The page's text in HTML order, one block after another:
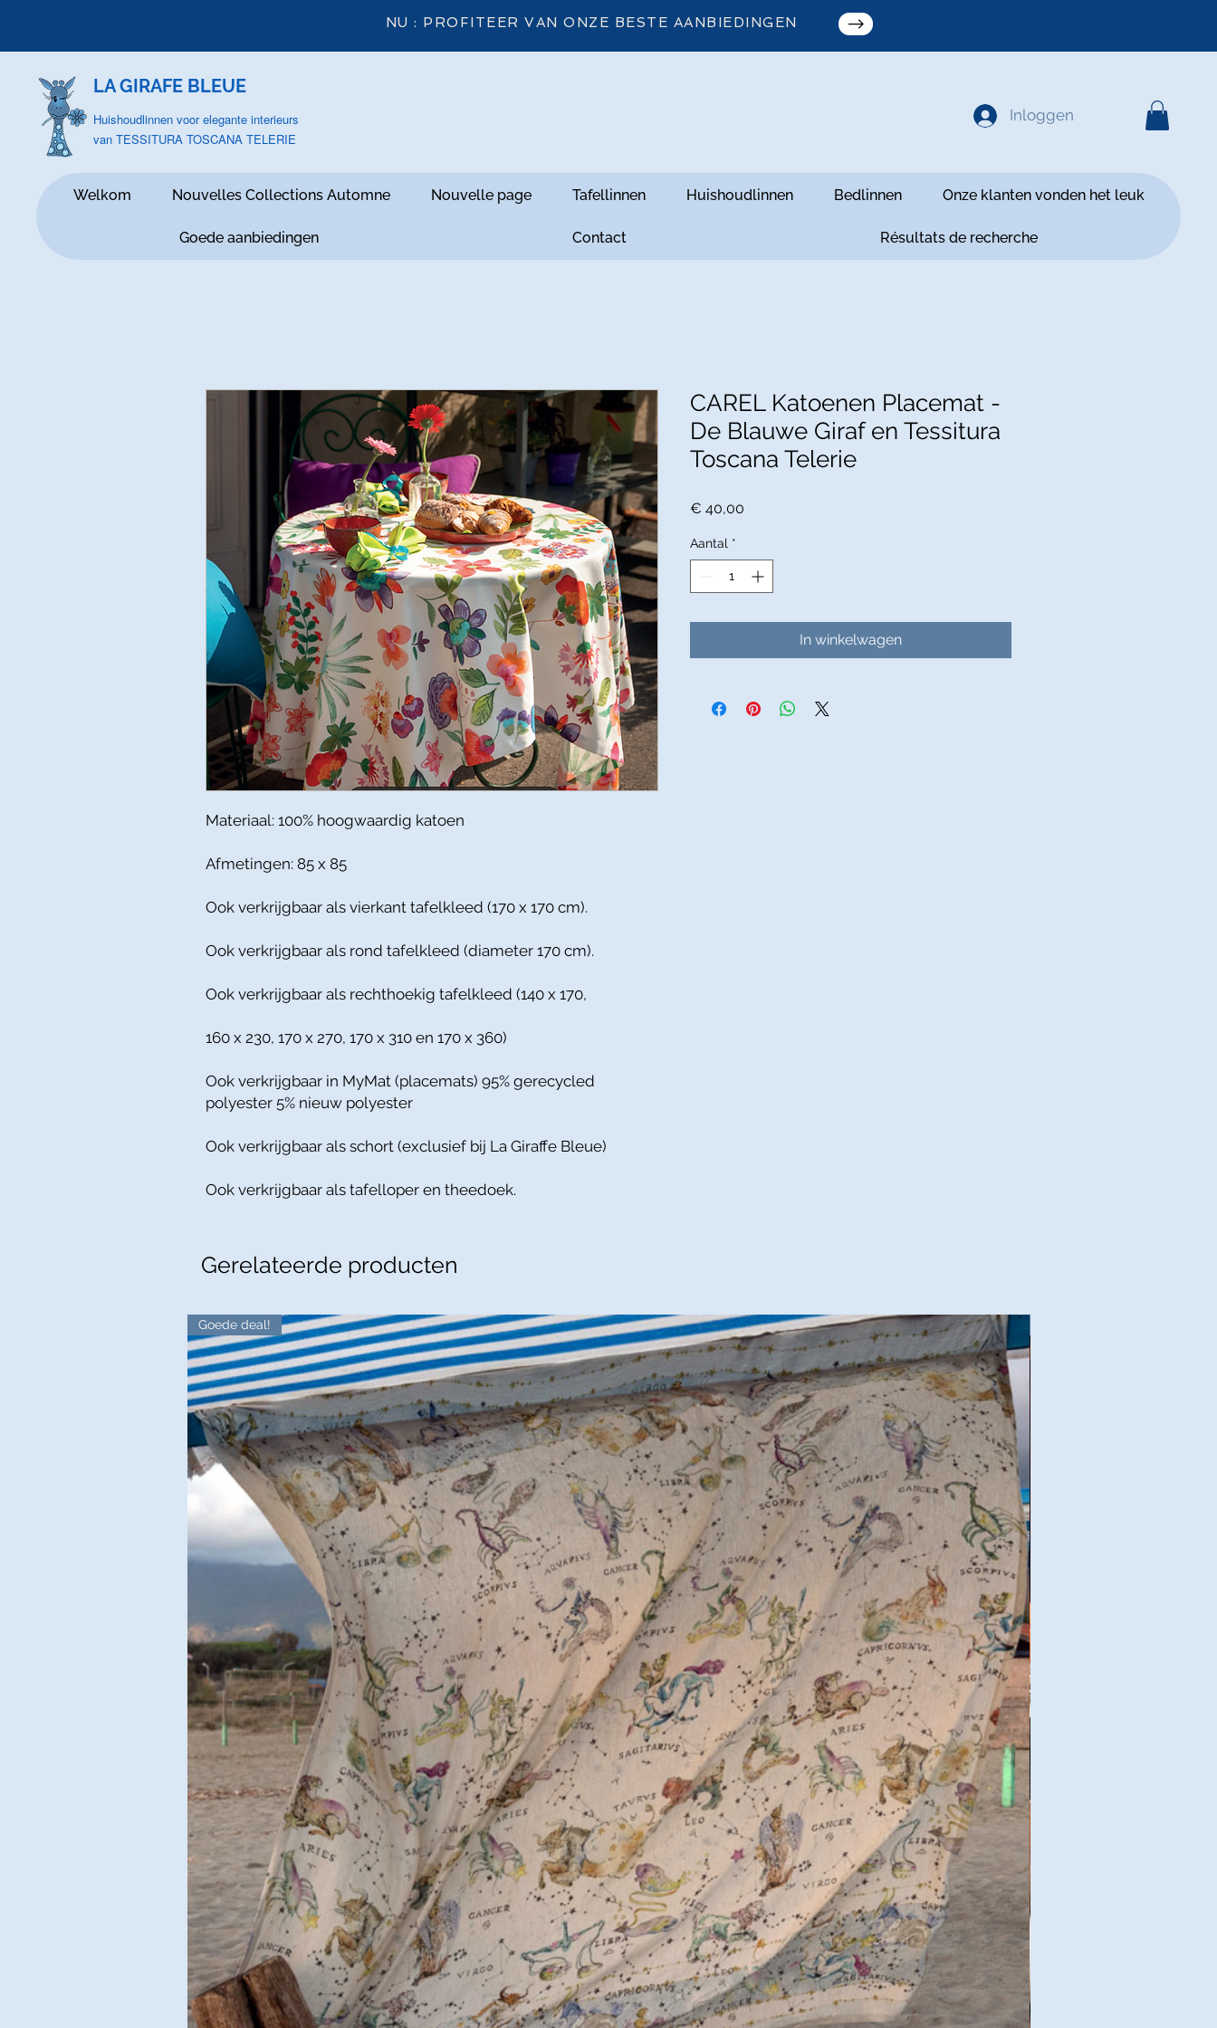
NU : PROFITEER VAN ONZE BESTE AANBIEDINGEN
LA GIRAFE BLEUE
Huishoudlinnen voor elegante interieurs
van TESSITURA TOSCANA TELERIE
Inloggen
Welkom Nouvelles Collections Automne Nouvelle page Tafellinnen Huishoudlinnen Bedlinnen Onze klanten vonden het leuk
Goede aanbiedingen Contact Résultats de recherche
Materiaal: 100% hoogwaardig katoen
Afmetingen: 85 x 85
Ook verkrijgbaar als vierkant tafelkleed (170 x 170 cm).
Ook verkrijgbaar als rond tafelkleed (diameter 170 cm).
Ook verkrijgbaar als rechthoekig tafelkleed (140 x 170,
160 x 230, 170 x 270, 170 x 310 en 170 x 360)
Ook verkrijgbaar in MyMat (placemats) 95% gerecycled
polyester 5% nieuw polyester
Ook verkrijgbaar als schort (exclusief bij La Giraffe Bleue)
Ook verkrijgbaar als tafelloper en theedoek.
CAREL Katoenen Placemat -
De Blauwe Giraf en Tessitura
Toscana Telerie
€ 40,00
Aantal *
In winkelwagen
Gerelateerde producten
Goede deal!